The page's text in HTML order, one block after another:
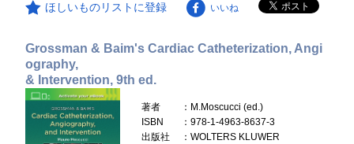
ほしいものリストに登録 いいね
Grossman & Baim's Cardiac Catheterization, Angi
ography,
& Intervention, 9th ed.
著者
：M.Moscucci (ed.)
ISBN
：978-1-4963-8637-3
出版社
：WOLTERS KLUWER